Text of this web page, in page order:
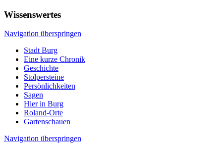
Wissenswertes
Navigation überspringen
Stadt Burg
Eine kurze Chronik
Geschichte
Stolpersteine
Persönlichkeiten
Sagen
Hier in Burg
Roland-Orte
Gartenschauen
Navigation überspringen